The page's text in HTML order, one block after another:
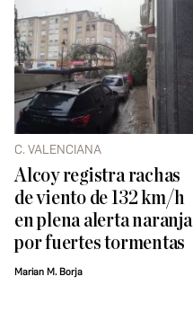
C. VALENCIANA
Alcoy registra rachas
de viento de 132 km/h
en plena alerta naranja
por fuertes tormentas
Marian M. Borja